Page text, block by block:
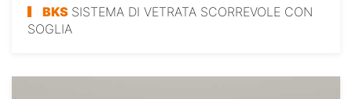
BKS SISTEMA DI VETRATA SCORREVOLE CON
SOGLIA